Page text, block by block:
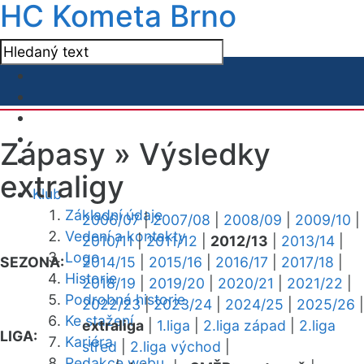
HC Kometa Brno
Klub
Základní údaje
Vedení a kontakty
Logo
Historie
Podrobná historie
Ke stažení
Kariéra
Zápasy » Výsledky
extraligy
SEZONA:
2006/07|2007/08 2008/09 2009/10
2010/11|2011/12 2012/13 2013/14
2014/15
2015/16 2016/17 2017/18
2018/19
2019/20 2020/21 2021/22
2022/23|2023/24 2024/25 2025/26
LIGA:
extraliga 1.liga 2.liga západ
2.liga
střed
2.liga východ